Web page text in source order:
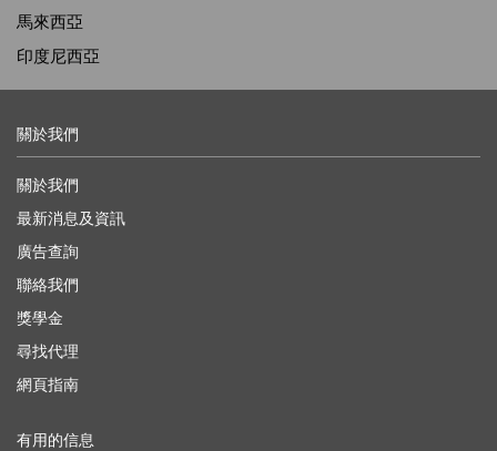
馬來西亞
印度尼西亞
關於我們
關於我們
最新消息及資訊
廣告查詢
聯絡我們
獎學金
尋找代理
網頁指南
有用的信息